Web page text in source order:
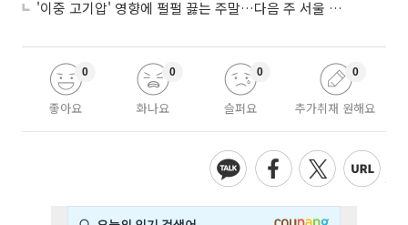
'이중 고기압' 영향에 펄펄 끓는 주말…다음 주 서울 포함 서쪽이 더 덥다
좋아요
0
화나요
0
슬퍼요
0
추가취재 원해요
0